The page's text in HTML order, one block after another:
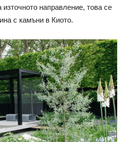
източното направление, това се
с камъни в Киото.